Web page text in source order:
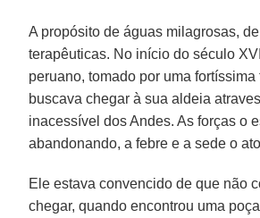
A propósito de águas milagrosas,
terapêuticas. No início do século
peruano, tomado por uma
buscava chegar à sua aldeia
inacessível dos Andes. As forças o
abandonando, a febre e a sede o
Ele estava convencido de que não
chegar, quando encontrou uma